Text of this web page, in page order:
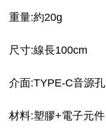
重量:約20g
尺寸:線長100cm
介面:TYPE-C音源孔
材料:塑膠+電子元件